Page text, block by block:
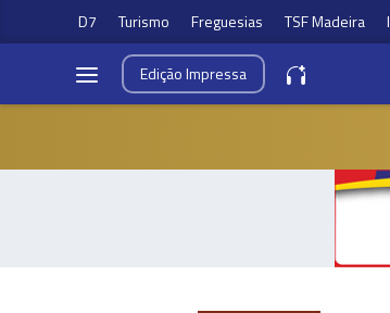
D7 Turismo Freguesias TSF Madeira
EdiçãoImpressa